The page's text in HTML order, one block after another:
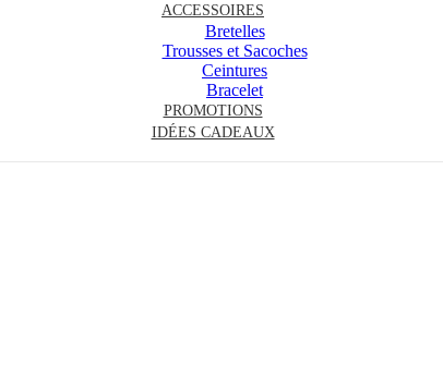
ACCESSOIRES
Bretelles
Trousses et Sacoches
Ceintures
Bracelet
PROMOTIONS
IDÉES CADEAUX